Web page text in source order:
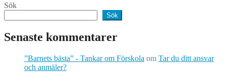
Sök
Sök
Senaste kommentarer
”Barnets bästa” - Tankar om Förskola om Tar du ditt ansvar
och anmäler?